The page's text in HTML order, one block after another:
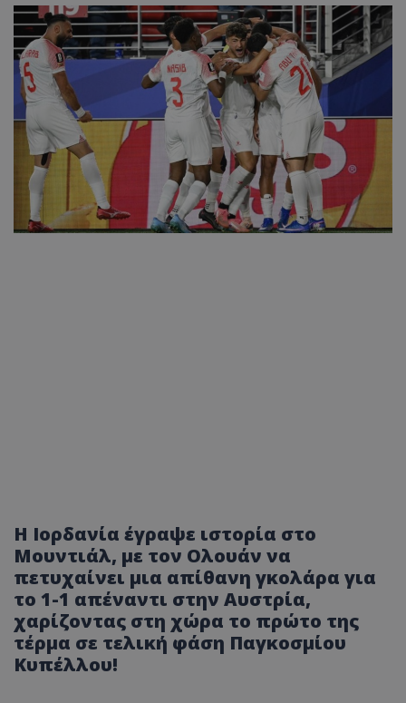
Η Ιορδανία έγραψε ιστορία στο
Μουντιάλ, με τον Ολουάν να
πετυχαίνει μια απίθανη γκολάρα για
το 1-1 απέναντι στην Αυστρία,
χαρίζοντας στη χώρα το πρώτο της
τέρμα σε τελική φάση Παγκοσμίου
Κυπέλλου!